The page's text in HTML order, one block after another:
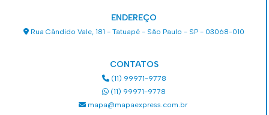
ENDEREÇO
Rua Cândido Vale, 181 - Tatuapé - São Paulo - SP - 03068-010
CONTATOS
(11) 99971-9778
(11) 99971-9778
mapa@mapaexpress.com.br